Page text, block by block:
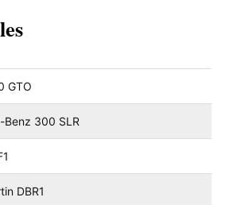
GTO
Benz 300 SLR
DBR1